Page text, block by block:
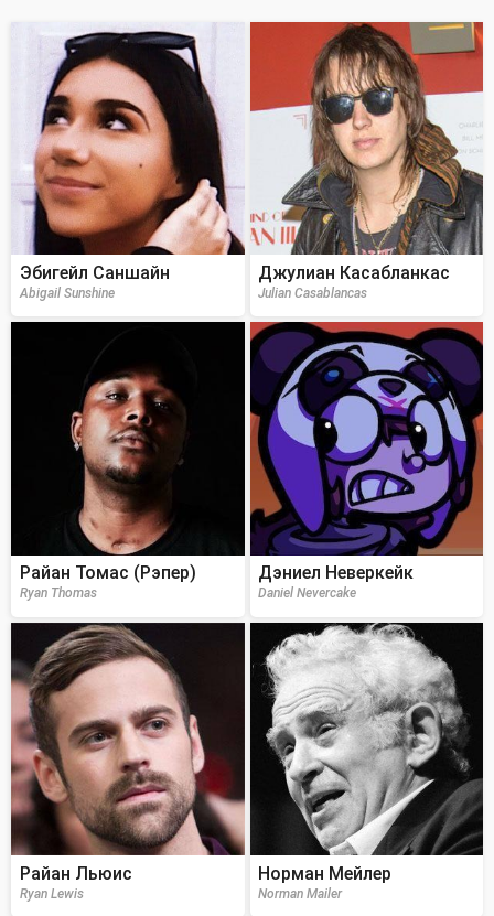
Эбигейл Саншайн
Abigail Sunshine
Джулиан Касабланкас
Julian Casablancas
Райан Томас (Рэпер)
Ryan Thomas
Дэниел Неверкейк
Daniel Nevercake
Райан Льюис
Ryan Lewis
Норман Мейлер
Norman Mailer